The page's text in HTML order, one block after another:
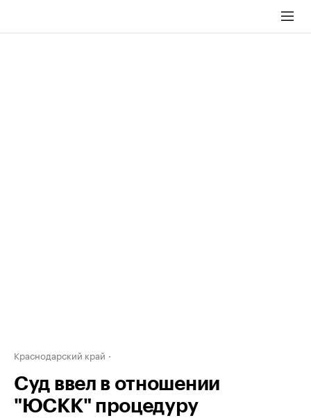
Краснодарский край
Суд ввел в отношении
"ЮСКК" процедуру